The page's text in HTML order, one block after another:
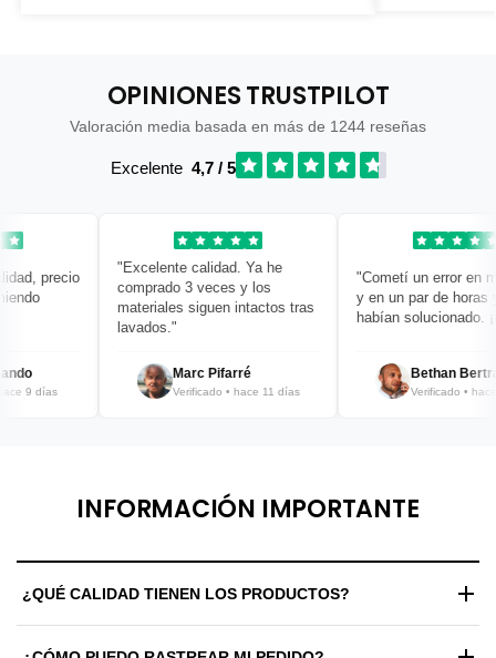
OPINIONES TRUSTPILOT
Valoración media basada en más de 1244 reseñas
Excelente 4,7 / 5
precio
9 días
"Excelente calidad. Ya he
comprado 3 veces y los
materiales siguen intactos tras
lavados."
Marc Pifarré
Verificado • hace 11 días
"Cometí un error en mi
y en un par de horas ya
habían solucionado.
Bethan
Verificado • hace
INFORMACIÓN IMPORTANTE
¿QUÉ CALIDAD TIENEN LOS PRODUCTOS?